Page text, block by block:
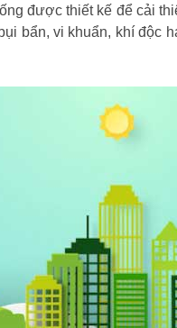
được thiết kế để cải
bẩn, vi khuẩn, khí độc